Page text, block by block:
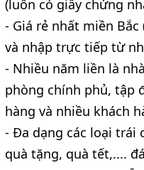
(luôn có giấy chứng
- Giá rẻ nhất miền
và nhập trực tiếp từ
- Nhiều năm liền là
phòng chính phủ, tập
hàng và nhiều khách
- Đa dạng các loại trái
quà tặng, quà tết,....